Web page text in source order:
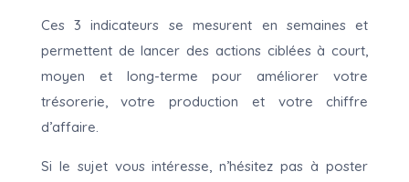
Ces 3 indicateurs se mesurent en semaines et
permettent de lancer des actions ciblées à court,
moyen et long-terme pour améliorer votre
trésorerie, votre production et votre chiffre
d’affaire.
Si le sujet vous intéresse, n’hésitez pas à poster